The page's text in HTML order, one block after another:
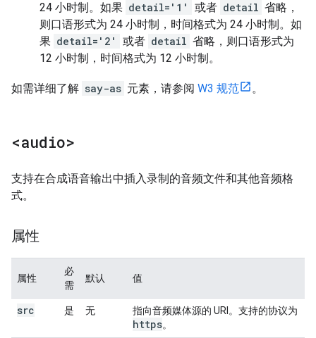
24 小时制。如果 detail='1' 或者 detail 省略，
则口语形式为 24 小时制，时间格式为 24 小时制。如
果 detail='2' 或者 detail 省略，则口语形式为
12 小时制，时间格式为 12 小时制。
如需详细了解 say-as 元素，请参阅 W3 规范 。
<audio>
支持在合成语音输出中插入录制的音频文件和其他音频格
式。
属性
属性
必
需
默认 值
src 是 无 指向音频媒体源的 URI。支持的协议为
https。